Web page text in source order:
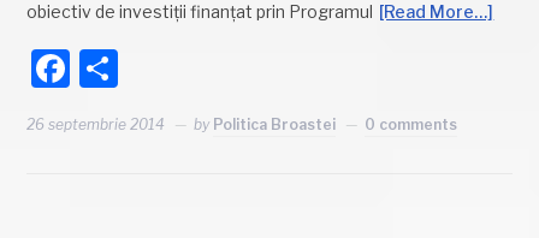
obiectiv de investiții finanțat prin Programul
[Read More…]
Facebook
26 septembrie 2014 by Politica Broastei 0 comments